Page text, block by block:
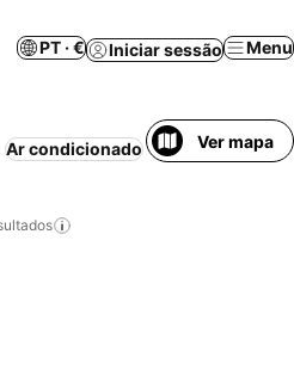
PT · € Iniciar sessão Menu
Ar condicionado Aparthotel Wi-fi
Ver mapa